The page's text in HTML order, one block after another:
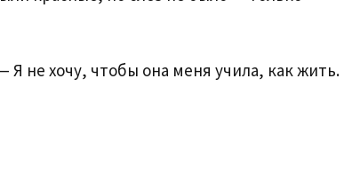
не хочу, чтобы она меня учила, как жить.